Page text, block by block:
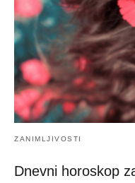
ZANIMLJIVOSTI
Dnevni horoskop